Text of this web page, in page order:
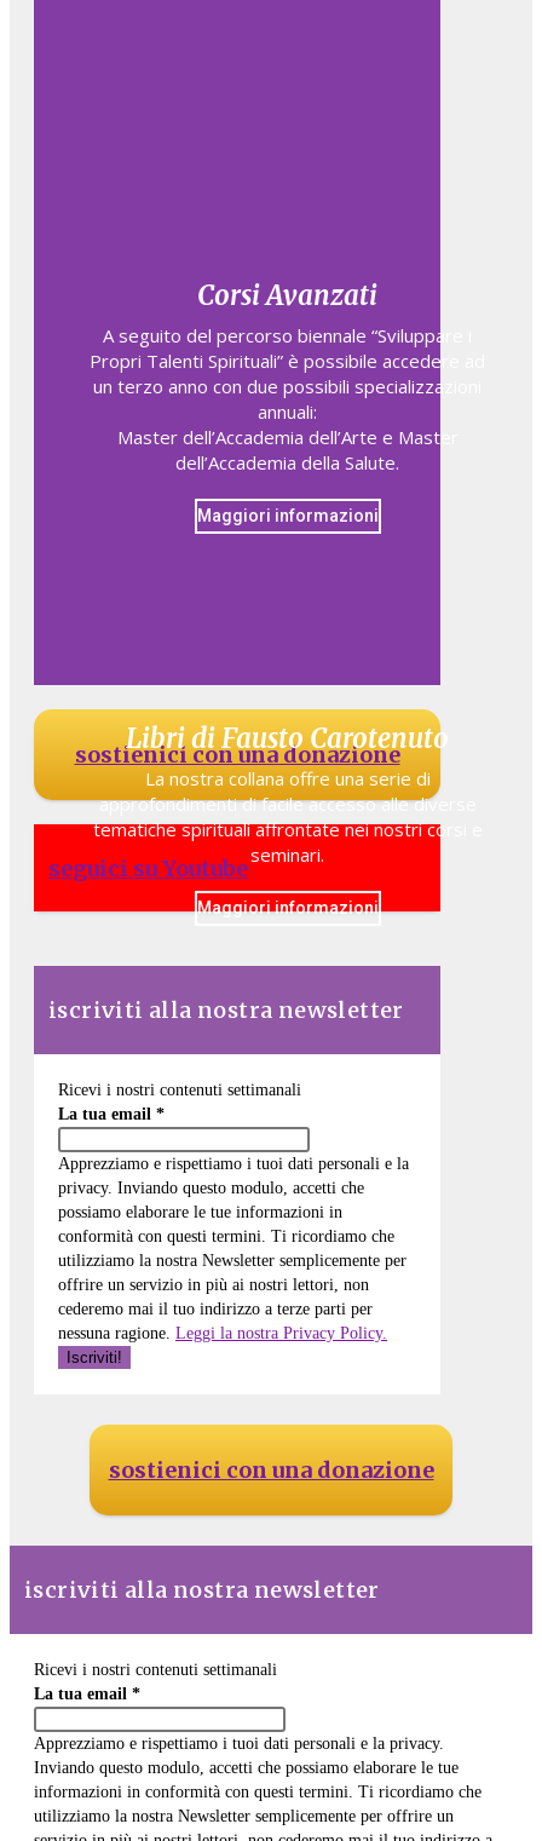
Corsi Avanzati
A seguito del percorso biennale “Sviluppare i
Propri Talenti Spirituali” è possibile accedere ad
un terzo anno con due possibili specializzazioni
annuali:
Master dell’Accademia dell’Arte e Master
dell’Accademia della Salute.
Maggiori informazioni
Libri di Fausto Carotenuto
La nostra collana offre una serie di
approfondimenti di facile accesso alle diverse
tematiche spirituali affrontate nei nostri corsi e
seminari.
Maggiori informazioni
sostienici con una donazione
seguici su Youtube
iscriviti alla nostra newsletter
Ricevi i nostri contenuti settimanali
La tua email *
Apprezziamo e rispettiamo i tuoi dati personali e la
privacy. Inviando questo modulo, accetti che
possiamo elaborare le tue informazioni in
conformità con questi termini. Ti ricordiamo che
utilizziamo la nostra Newsletter semplicemente per
offrire un servizio in più ai nostri lettori, non
cederemo mai il tuo indirizzo a terze parti per
nessuna ragione. Leggi la nostra Privacy Policy.
sostienici con una donazione
iscriviti alla nostra newsletter
Ricevi i nostri contenuti settimanali
La tua email *
Apprezziamo e rispettiamo i tuoi dati personali e la privacy.
Inviando questo modulo, accetti che possiamo elaborare le tue
informazioni in conformità con questi termini. Ti ricordiamo che
utilizziamo la nostra Newsletter semplicemente per offrire un